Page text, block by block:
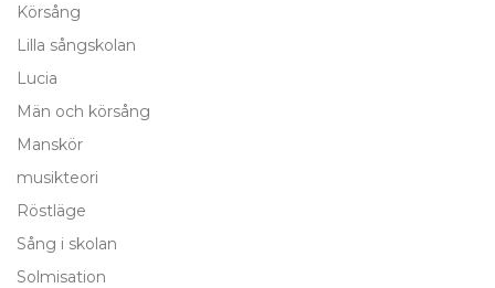
Körsång
Lilla sångskolan
Lucia
Män och körsång
Manskör
musikteori
Röstläge
Sång i skolan
Solmisation